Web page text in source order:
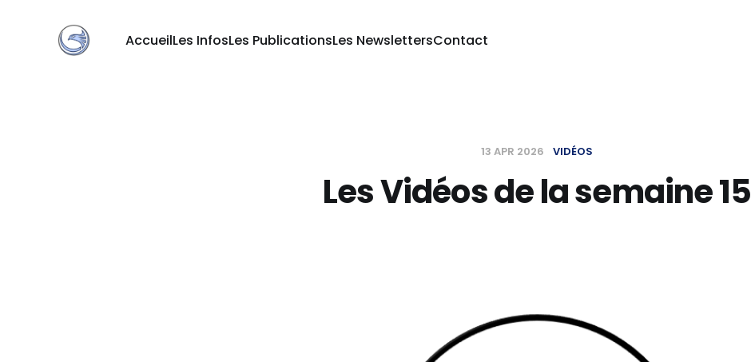
AccueilLes InfosLes PublicationsLes NewslettersContact
13 APR 2026 VIDÉOS
Les Vidéos de la semaine 15